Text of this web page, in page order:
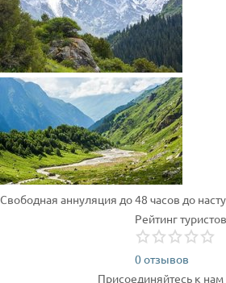
Свободная аннуляция до 48 часов до
Рейтинг туристов
0 отзывов
Присоединяйтесь к нам